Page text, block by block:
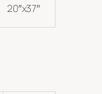
20″x37″